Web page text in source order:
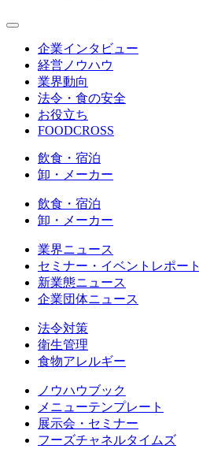
企業インタビュー
経営ノウハウ
業界動向
法令・食の安全
お役立ち
FOODCROSS
飲食・宿泊
卸・メーカー
飲食・宿泊
卸・メーカー
業界ニュース
セミナー・イベントレポート
新業態ニュース
企業団体ニュース
法令対策
衛生管理
食物アレルギー
ノウハウブック
メニューテンプレート
展示会・セミナー
フーズチャネルタイムズ